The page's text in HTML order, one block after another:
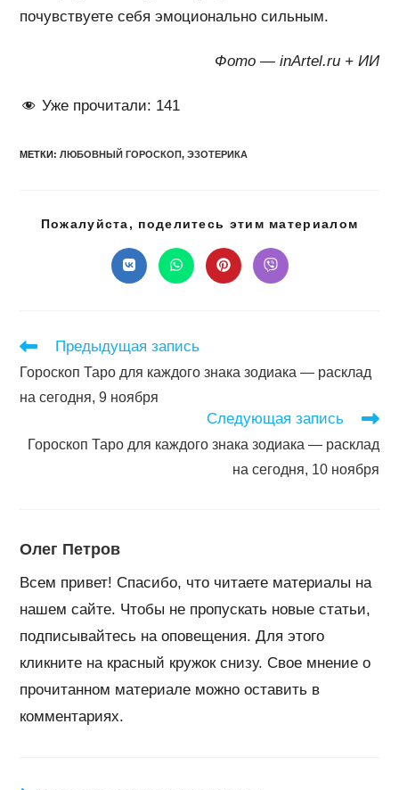
почувствуете себя эмоционально сильным.
Фото — inArtel.ru + ИИ
Уже прочитали: 141
МЕТКИ:ЛЮБОВНЫЙ ГОРОСКОП, ЭЗОТЕРИКА
Пожалуйста, поделитесь этим материалом
Открывается
в
Открывается
в
Открывается
в
Открывается
в
Читать
статьи
Предыдущая запись
Гороскоп Таро для каждого знака зодиака — расклад
на сегодня, 9 ноября
Следующая запись
Гороскоп Таро для каждого знака зодиака — расклад
на сегодня, 10 ноября
Олег Петров
Всем привет! Спасибо, что читаете материалы на
нашем сайте. Чтобы не пропускать новые статьи,
подписывайтесь на оповещения. Для этого
кликните на красный кружок снизу. Свое мнение о
прочитанном материале можно оставить в
комментариях.